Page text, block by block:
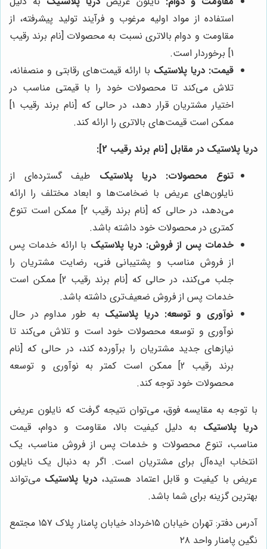
استفاده از مواد اولیه مرغوب و فرآیند تولید پیشرفته، از
مقاومت و دوام بالاتری نسبت به محصولات [نام برند رقیب
1] برخوردار است.
قیمت: دریا پلاستیک با ارائه قیمت‌های رقابتی و منصفانه،
تلاش می‌کند تا محصولات خود را با قیمتی مناسب در
اختیار مشتریان قرار دهد، در حالی که [نام برند رقیب 1]
ممکن است قیمت‌های بالاتری را ارائه کند.
دریا پلاستیک در مقابل [نام برند رقیب 2]:
تنوع محصولات:
دریا پلاستیک طیف گسترده‌ای از
نایلون‌های عریض با ضخامت‌ها و ابعاد مختلف را ارائه
می‌دهد، در حالی که [نام برند رقیب 2] ممکن است تنوع
کمتری در محصولات خود داشته باشد.
خدمات پس از فروش: دریا پلاستیک با ارائه خدمات پس
از فروش مناسب و پشتیبانی فنی، رضایت مشتریان را
جلب می‌کند، در حالی که [نام برند رقیب 2] ممکن است
خدمات پس از فروش ضعیف‌تری داشته باشد.
نوآوری و توسعه: دریا پلاستیک به طور مداوم در حال
نوآوری و توسعه محصولات خود است و تلاش می‌کند تا
نیازهای جدید مشتریان را برآورده کند، در حالی که [نام
برند رقیب 2] ممکن است کمتر به نوآوری و توسعه
محصولات خود توجه کند.
با توجه به مقایسه فوق، می‌توان نتیجه گرفت که نایلون عریض
دریا پلاستیک به دلیل کیفیت بالا، مقاومت و دوام، قیمت
مناسب، تنوع محصولات و خدمات پس از فروش مناسب، یک
انتخاب ایده‌آل برای مشتریان است. اگر به دنبال یک نایلون
عریض با کیفیت و قابل اعتماد هستید،دریا پلاستیک می‌تواند
بهترین گزینه برای شما باشد.
آدرس دفتر: تهران خیابان ۱۵خرداد خیابان پامنار پلاک ۱۵۷ مجتمع
نگین پامنار واحد ۲۸